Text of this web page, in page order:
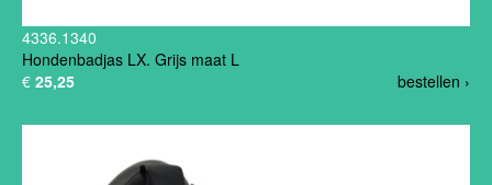
4336.1340
Hondenbadjas LX. Grijs maat L
bestellen ›
€ 25,25